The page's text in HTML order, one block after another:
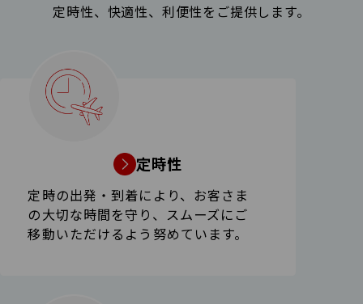
定時性、快適性、利便性をご提供します。
定時性
定時の出発・到着により、お客さま
の大切な時間を守り、スムーズにご
移動いただけるよう努めています。